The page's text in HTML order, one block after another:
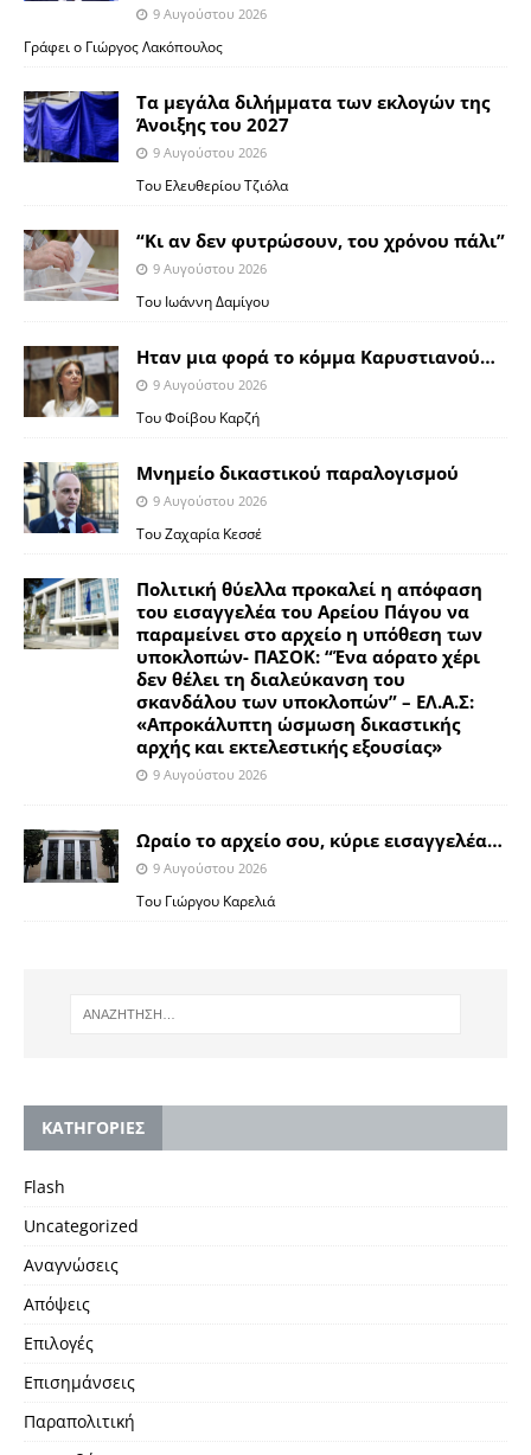
9 Αυγούστου 2026
Γράφει ο Γιώργος Λακόπουλος
Τα μεγάλα διλήμματα των εκλογών της
Άνοιξης του 2027
9 Αυγούστου 2026
Του Ελευθερίου Τζιόλα
“Κι αν δεν φυτρώσουν, του χρόνου πάλι”
9 Αυγούστου 2026
Toυ Ιωάννη Δαμίγου
Ηταν μια φορά το κόμμα Καρυστιανού…
9 Αυγούστου 2026
Του Φοίβου Καρζή
Μνημείο δικαστικού παραλογισμού
9 Αυγούστου 2026
Του Ζαχαρία Κεσσέ
Πολιτική θύελλα προκαλεί η απόφαση
του εισαγγελέα του Αρείου Πάγου να
παραμείνει στο αρχείο η υπόθεση των
υποκλοπών- ΠΑΣΟΚ: “Ένα αόρατο χέρι
δεν θέλει τη διαλεύκανση του
σκανδάλου των υποκλοπών” – ΕΛ.Α.Σ:
«Απροκάλυπτη ώσμωση δικαστικής
αρχής και εκτελεστικής εξουσίας»
9 Αυγούστου 2026
Ωραίο το αρχείο σου, κύριε εισαγγελέα…
9 Αυγούστου 2026
Του Γιώργου Καρελιά
KΑΤΗΓΟΡΙΕΣ
Flash
Uncategorized
Αναγνώσεις
Απόψεις
Επιλογές
Επισημάνσεις
Παραπολιτική